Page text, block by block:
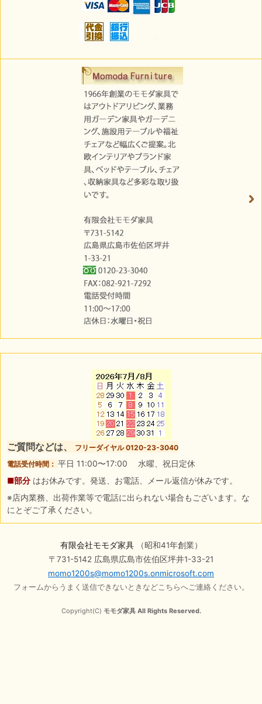
ご質問などは、
フリーダイヤル 0120-23-3040
電話受付時間： 平日 11:00〜17:00 水曜、祝日定休
■部分 はお休みです。発送、お電話、メール返信が休みです。
※店内業務、出荷作業等で電話に出られない場合もございます。な
にとぞご了承ください。
有限会社モモダ家具（昭和41年創業）
〒731-5142 広島県広島市佐伯区坪井1-33-21
momo1200s@momo1200s.onmicrosoft.com
フォームからうまく送信できないときなどこちらへご連絡ください。
Copyright(C) モモダ家具 All Rights Reserved.